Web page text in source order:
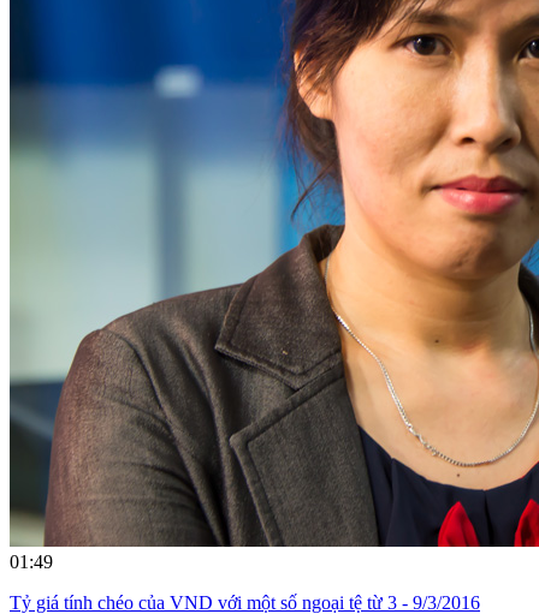
01:49
Tỷ giá tính chéo của VND với một số ngoại tệ từ 3 - 9/3/2016